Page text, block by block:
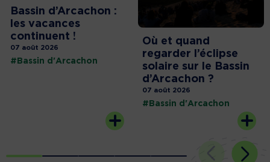
Bassin d’Arcachon :
les vacances
continuent !
07 août 2026
#Bassin d'Arcachon
Où et quand
regarder l’éclipse
solaire sur le Bassin
d’Arcachon ?
07 août 2026
#Bassin d'Arcachon